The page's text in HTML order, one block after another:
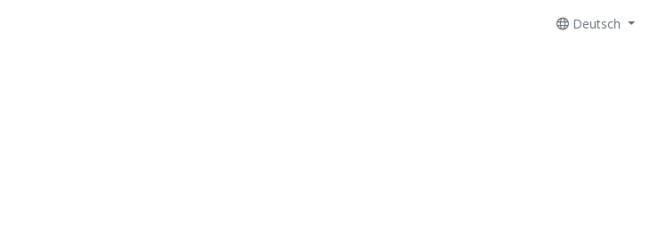
Deutsch